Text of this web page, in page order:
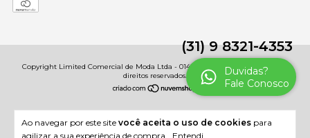
Ao navegar por este site você aceita o uso de cookies para
agilizar a sua experiência de compra.
Entendi
(31) 9 8321-4353
Duvidas?
Fale Conosco
Copyright Limited Comercial de Moda Ltda - 01485091000246 - 2026. Todos os
direitos reservados.